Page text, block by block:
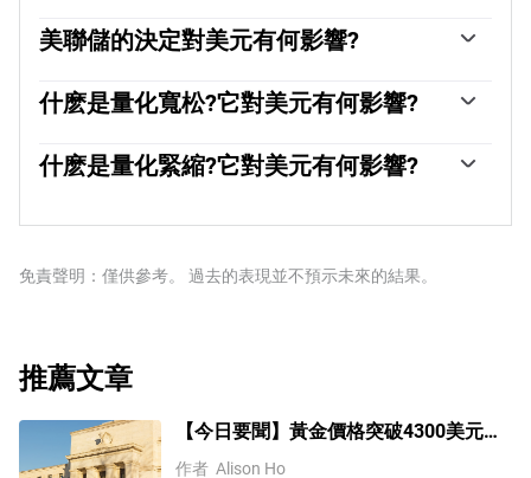
美聯儲的決定對美元有何影響?
美聯儲(Fed)決定的。美聯儲有兩項任務:實現物價穩定(控
製通脹)和促進充分就業。它實現這兩個目標的主要工具是
目標時，美聯儲將加息，這有助於美元升值。當通貨膨脹
什麽是量化寬松?它對美元有何影響?
政策。量化寬松是美聯儲在陷入困境的金融體系中大幅增
加信貸流動的過程。這是一種非標準的政策措施，用於信
憂)。當僅僅降低利率不太可能達到必要的效果時，這是最
縮的首選武器。它涉及到美聯儲印刷更多的美元，並用這
什麽是量化緊縮?它對美元有何影響?
構購買債券，不再將其持有的到期債券的本金再投資於新
免責聲明：僅供參考。 過去的表現並不預示未來的結果。
推薦文章
【今日要聞】黃金價格突破4300美元，
比特幣逼近6.5萬，關注伊朗談判
作者 Alison Ho